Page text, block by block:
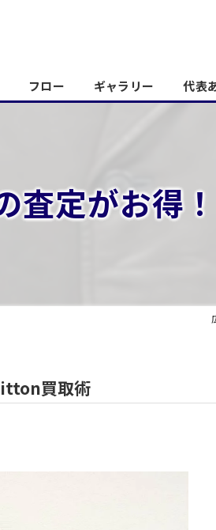
フロー ギャラリー 代表
査定がお得
買取術